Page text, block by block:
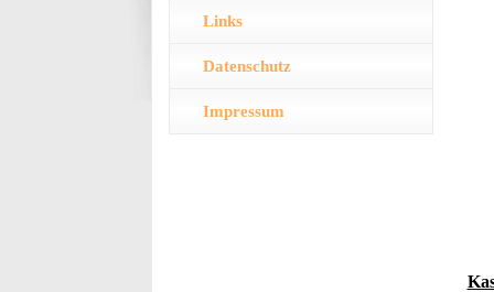
Links
Datenschutz
Impressum